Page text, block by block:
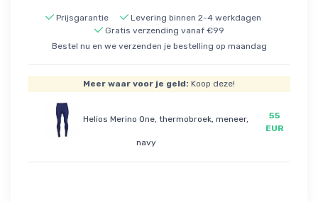
Prijsgarantie
Levering binnen 2-4 werkdagen
Gratis verzending vanaf €99
Bestel nu en we verzenden je bestelling op maandag
Meer waar voor je geld: Koop deze!
Helios Merino One, thermobroek, meneer,
navy
55
EUR